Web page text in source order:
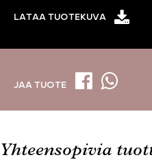
LATAA TUOTEKUVA
JAA TUOTE
Yhteensopivia